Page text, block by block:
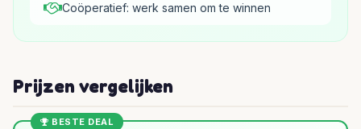
Coöperatief: werk samen om te winnen
Prijzen vergelijken
BESTE DEAL